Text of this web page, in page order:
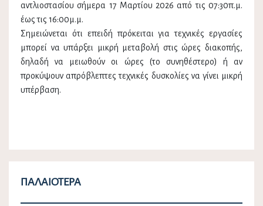
αντλιοστασίου σήμερα 17 Μαρτίου 2026 από τις 07:30π.μ.
έως τις 16:00μ.μ.
Σημειώνεται ότι επειδή πρόκειται για τεχνικές εργασίες
μπορεί να υπάρξει μικρή μεταβολή στις ώρες διακοπής,
δηλαδή να μειωθούν οι ώρες (το συνηθέστερο) ή αν
προκύψουν απρόβλεπτες τεχνικές δυσκολίες να γίνει μικρή
υπέρβαση.
ΠΑΛΑΙΌΤΕΡΑ